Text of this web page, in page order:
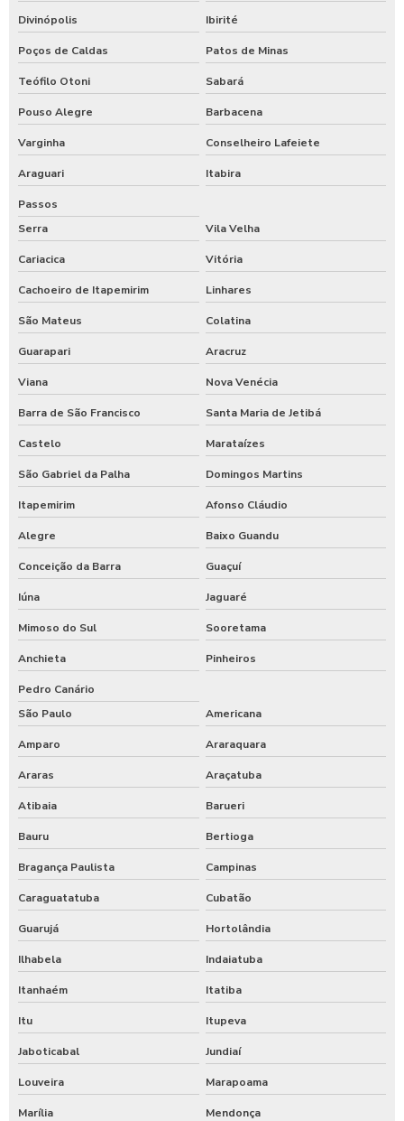
Divinópolis Ibirité
Poços de Caldas Patos de Minas
Teófilo Otoni Sabará
Pouso Alegre Barbacena
Varginha Conselheiro Lafeiete
Araguari Itabira
Passos
Serra
Vila Velha
Cariacica Vitória
Cachoeiro de Itapemirim Linhares
São Mateus Colatina
Guarapari Aracruz
Viana Nova Venécia
Barra de São Francisco Santa Maria de Jetibá
Castelo Marataízes
São Gabriel da Palha Domingos Martins
Itapemirim Afonso Cláudio
Alegre Baixo Guandu
Conceição da Barra Guaçuí
Iúna Jaguaré
Mimoso do Sul Sooretama
Anchieta Pinheiros
Pedro Canário
São Paulo
Americana
Amparo Araraquara
Araras Araçatuba
Atibaia Barueri
Bauru Bertioga
Bragança Paulista Campinas
Caraguatatuba Cubatão
Guarujá Hortolândia
Ilhabela Indaiatuba
Itanhaém Itatiba
Itu Itupeva
Jaboticabal Jundiaí
Louveira Marapoama
Marília Mendonça